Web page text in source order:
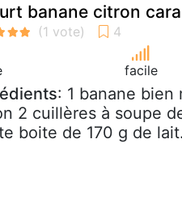
banane citron
facile
: 1 banane bien
2 cuillères à soupe
boite de 170 g de